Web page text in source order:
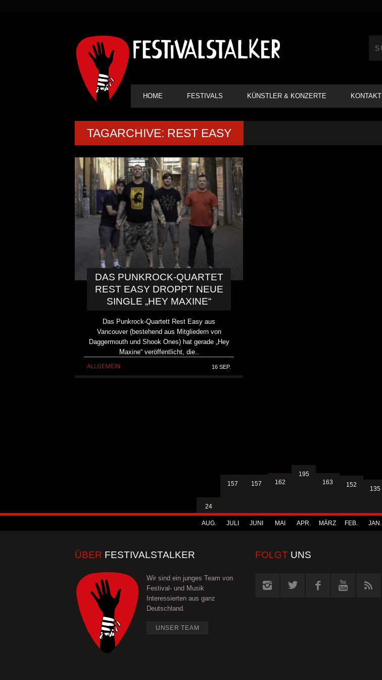
HAUPT-
NAVIGATION
HOME FESTIVALS KÜNSTLER & KONZERTE KONTAKT
TAGARCHIVE: REST EASY
DAS PUNKROCK-QUARTET
REST EASY DROPPT NEUE
SINGLE „HEY MAXINE“
Das Punkrock-Quartett Rest Easy aus
Vancouver (bestehend aus Mitgliedern von
Daggermouth und Shook Ones) hat gerade „Hey
Maxine“ veröffentlicht, die..
ALLGEMEIN 16 SEP.
24
AUG.
157
JULI
157
JUNI
162
MAI
195
APR.
163
MÄRZ
152
FEB.
135
JAN.
ÜBER FESTIVALSTALKER
Wir sind ein junges Team von
Festival- und Musik
Interessierten aus ganz
Deutschland.
UNSER TEAM
FOLGT UNS